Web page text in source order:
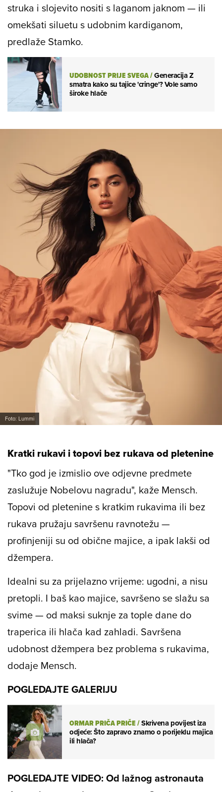
struka i slojevito nositi s laganom jaknom — ili
omekšati siluetu s udobnim kardiganom,
predlaže Stamko.
UDOBNOST PRIJE SVEGA/Generacija Z
smatra kako su tajice 'cringe'? Vole samo
široke hlače
Foto: Lummi
Kratki rukavi i topovi bez rukava od pletenine
"Tko god je izmislio ove odjevne predmete
zaslužuje Nobelovu nagradu", kaže Mensch.
Topovi od pletenine s kratkim rukavima ili bez
rukava pružaju savršenu ravnotežu —
profinjeniji su od obične majice, a ipak lakši od
džempera.
Idealni su za prijelazno vrijeme: ugodni, a nisu
pretopli. I baš kao majice, savršeno se slažu sa
svime — od maksi suknje za tople dane do
traperica ili hlača kad zahladi. Savršena
udobnost džempera bez problema s rukavima,
dodaje Mensch.
POGLEDAJTE GALERIJU
ORMAR PRIČA PRIČE/Skrivena povijest iza
odjeće: Što zapravo znamo o porijeklu majica
ili hlača?
POGLEDAJTE VIDEO: Od lažnog astronauta